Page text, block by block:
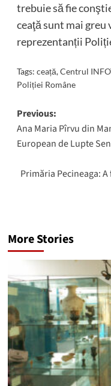
trebuie să fie
ceaţă sunt mai
reprezentanții
Tags: ceață,Centrul
Poliției Române
Post
navigation
Previous:
Ana Maria Pîrvu din
European de Lupte
Primăria Pecineaga:
More Stories